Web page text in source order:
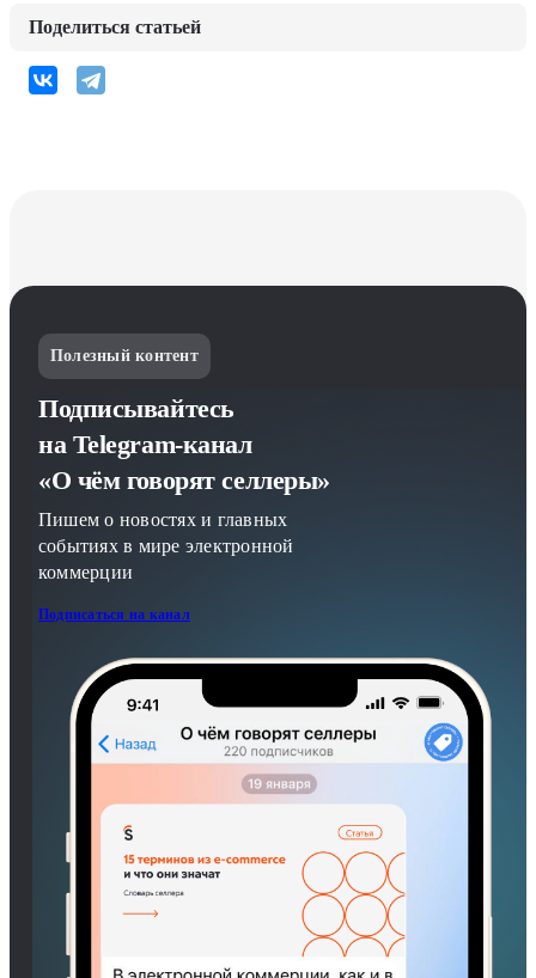
Поделиться статьей
Полезный контент
Подписывайтесь
на Telegram-канал
«О чём говорят селлеры»
Пишем о новостях и главных
событиях в мире электронной
коммерции
Подписаться на канал